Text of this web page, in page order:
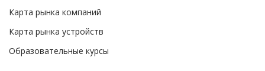
Карта рынка компаний
Карта рынка устройств
Образовательные курсы